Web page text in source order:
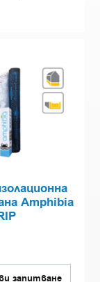
Amphibia
запитване